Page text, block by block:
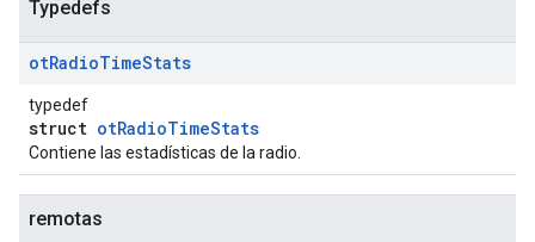
Typedefs
otRadioTimeStats
typedef
struct otRadioTimeStats
Contiene las estadísticas de la radio.
remotas